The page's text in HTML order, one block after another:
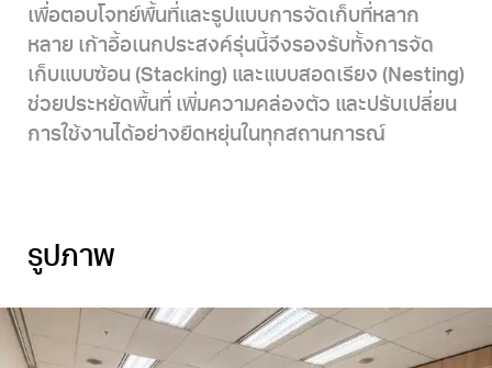
เพื่อตอบโจทย์พื้นที่และรูปแบบการจัดเก็บที่หลาก
หลาย เก้าอี้อเนกประสงค์รุ่นนี้จึงรองรับทั้งการจัด
เก็บแบบซ้อน (Stacking) และแบบสอดเรียง (Nesting)
ช่วยประหยัดพื้นที่ เพิ่มความคล่องตัว และปรับเปลี่ยน
การใช้งานได้อย่างยืดหยุ่นในทุกสถานการณ์
รูปภาพ